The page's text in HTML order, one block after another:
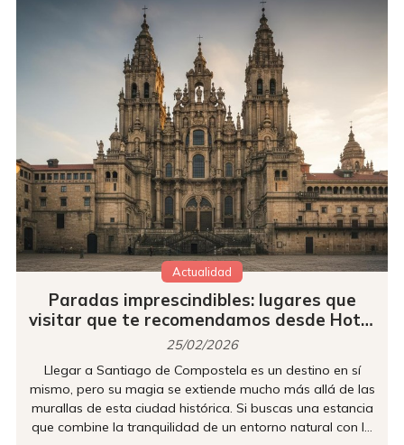
Paradas imprescindibles: lugares que
visitar que te recomendamos desde Hotel
Castro
25/02/2026
Actualidad
Llegar a Santiago de Compostela es un destino en sí
mismo, pero su magia se extiende mucho más allá de las
murallas de esta ciudad histórica. Si buscas una estancia
que combine la tranquilidad de un entorno natural con la